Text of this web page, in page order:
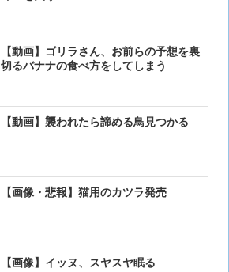
【動画】ゴリラさん、お前らの予想を裏
切るバナナの食べ方をしてしまう
【動画】襲われたら諦める鳥見つかる
【画像・悲報】猫用のカツラ発売
【画像】イッヌ、スヤスヤ眠る